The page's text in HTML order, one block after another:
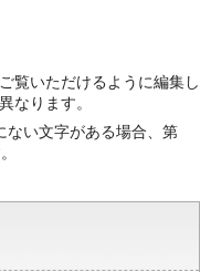
覧いただけるように編集し
なります。
ない文字がある場合、第